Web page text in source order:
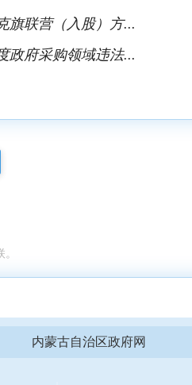
旗联营（入股）方...
政府采购领域违法...
内蒙古自治区政府网